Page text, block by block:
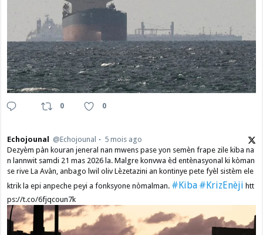
0 0
Echojounal @Echojounal
5 mois ago
Dezyèm pàn kouran jeneral nan mwens pase yon semèn frape zile kiba na
n lannwit samdi 21 mas 2026 la. Malgre konvwa èd entènasyonal ki kòman
se rive La Avàn, anbago lwil oliv Lèzetazini an kontinye pete fyèl sistèm ele
ktrik la epi anpeche peyi a fonksyone nòmalman. #Kiba #KrizEnèji htt
ps://t.co/6fjqcoun7k